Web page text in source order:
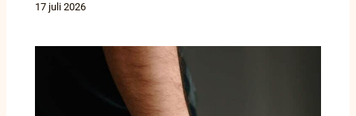
17 juli 2026